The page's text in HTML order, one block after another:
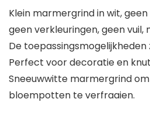
Klein marmergrind in wit,
geen verkleuringen, geen
De toepassingsmogelijkheden
Perfect voor decoratie en
Sneeuwwitte marmergrind
bloempotten te verfraaien.